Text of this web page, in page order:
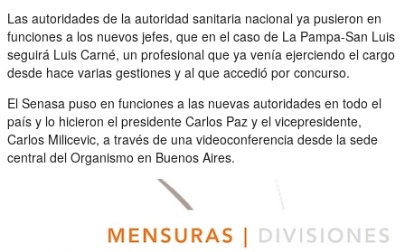
Las autoridades de la autoridad sanitaria nacional ya pusieron en
funciones a los nuevos jefes, que en el caso de La Pampa-San Luis
seguirá Luis Carné, un profesional que ya venía ejerciendo el cargo
desde hace varias gestiones y al que accedió por concurso.
El Senasa puso en funciones a las nuevas autoridades en todo el
país y lo hicieron el presidente Carlos Paz y el vicepresidente,
Carlos Milicevic, a través de una videoconferencia desde la sede
central del Organismo en Buenos Aires.